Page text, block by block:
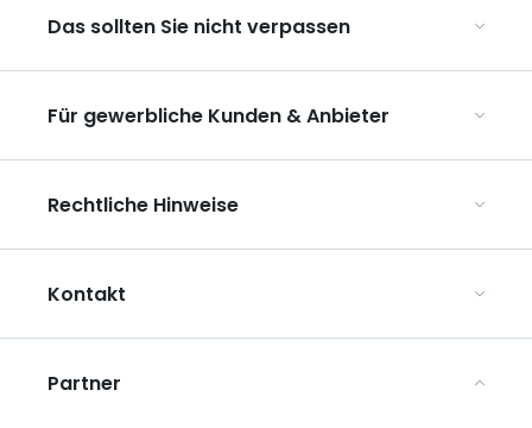
Das sollten Sie nicht verpassen
Die Weihnachtsmärkte im Grand Est
Ribeauvillé, zwischen Weinbergen und Bergen
Unsere UNESCO-Welterbestätten
Für gewerbliche Kunden & Anbieter
Organisieren Sie Ihre Gruppenreisen
ART GE kennenlernen
Mediaroom
Rechtliche Hinweise
Datenschutzbestimmungen
Rechtliche Hinweise
Kontakt
Partner